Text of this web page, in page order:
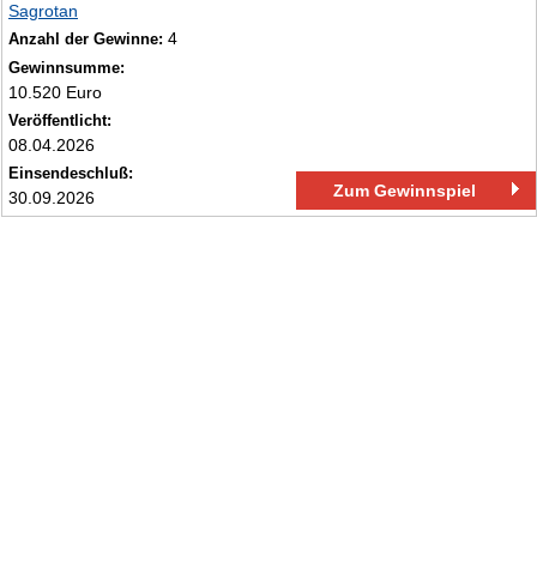
Sagrotan
Anzahl der Gewinne: 4
Gewinnsumme:
10.520 Euro
Veröffentlicht:
08.04.2026
Einsendeschluß:
30.09.2026 Zum Gewinnspiel